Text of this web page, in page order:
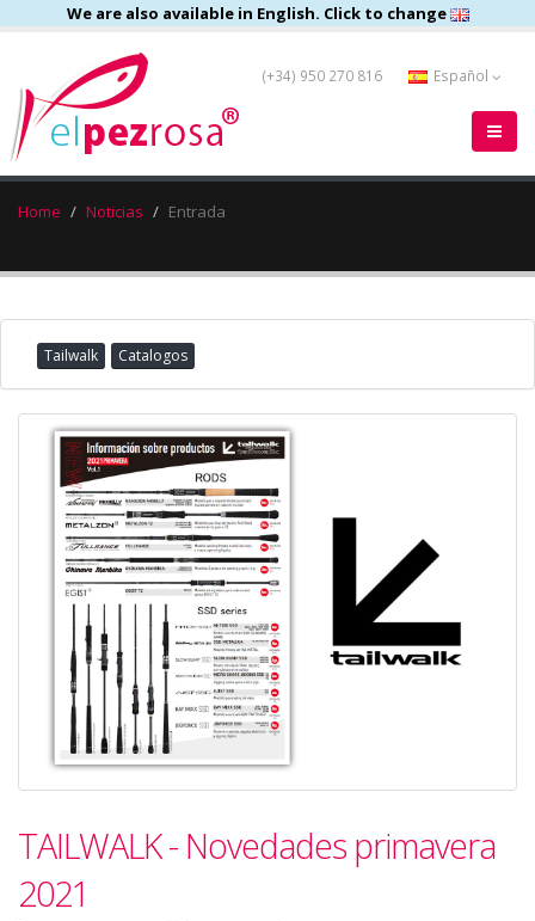
We are also available in English. Click to change
(+34) 950 270 816 Español
Home Noticias Entrada
Tailwalk Catalogos
TAILWALK - Novedades primavera
2021